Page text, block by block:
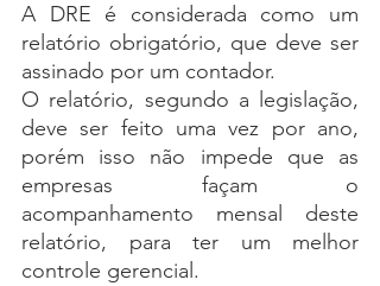
A DRE é considerada como um
relatório obrigatório, que deve ser
assinado por um contador.
O relatório, segundo a legislação,
deve ser feito uma vez por ano,
porém isso não impede que as
empresas façam o
acompanhamento mensal deste
relatório, para ter um melhor
controle gerencial.